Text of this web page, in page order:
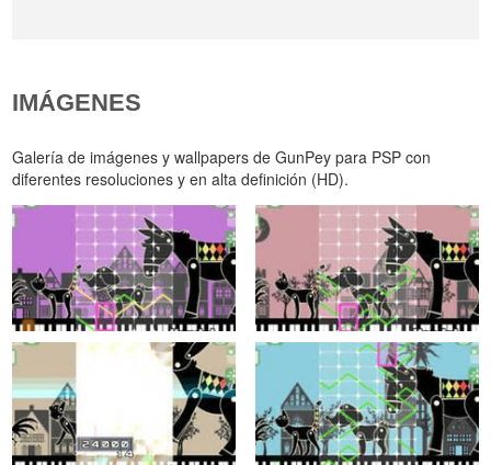
IMÁGENES
Galería de imágenes y wallpapers de GunPey para PSP con
diferentes resoluciones y en alta definición (HD).